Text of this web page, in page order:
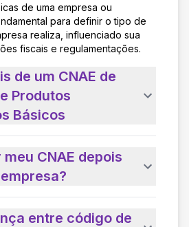
de uma empresa ou
para definir o tipo de
realiza, influenciado sua
fiscais e regulamentações.
de um CNAE de
Produtos
Básicos
CNAE depois
entre código de